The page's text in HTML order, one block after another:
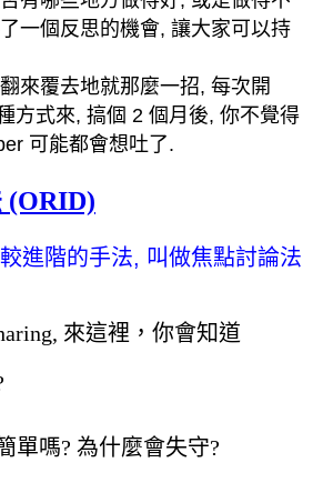
一個反思的機會, 讓大家可以持
來覆去地就那麼一招, 每次開
方式來, 搞個 2 個月後, 你不覺得
可能都會想吐了.
(ORID)
進階的手法, 叫做焦點討論法
來這裡，你會知道
單嗎? 為什麼會失守?